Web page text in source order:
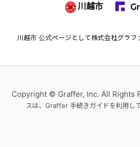
川越市
川越市 公式ページとして株式会社グラフ
Copyright © Graffer, Inc. All Rights
スは、Graffer 手続きガイドを利用し